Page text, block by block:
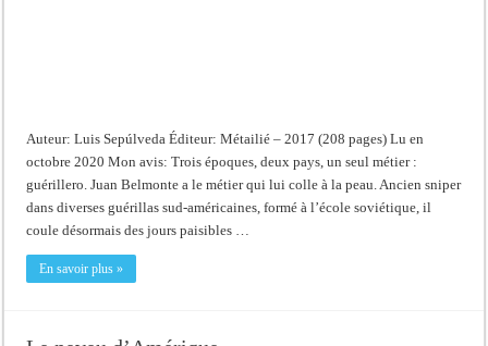
Auteur: Luis Sepúlveda Éditeur: Métailié – 2017 (208 pages) Lu en
octobre 2020 Mon avis: Trois époques, deux pays, un seul métier :
guérillero. Juan Belmonte a le métier qui lui colle à la peau. Ancien sniper
dans diverses guérillas sud-américaines, formé à l’école soviétique, il
coule désormais des jours paisibles …
En savoir plus »